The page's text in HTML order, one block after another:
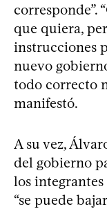
corresponde”.
que quiera,
instrucciones
nuevo
todo correcto
manifestó.
A su vez,
del gobierno
los
“se puede